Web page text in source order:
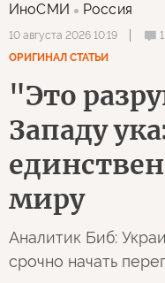
ИноСМИ Россия
10 августа 2026 10:19 1
ОРИГИНАЛ СТАТЬИ
"Это
Западу
миру
Аналитик Биб:
срочно начать